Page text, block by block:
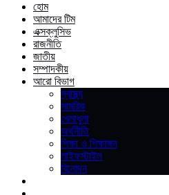
হোম
আমাদের টিম
এক্সক্লুসিভ
রাজনীতি
জাতীয়
সম্পাদকীয়
আরো বিভাগ
স্বাস্থ্য
সামরিক
খেলাধুলা
অর্থনীতি
শিক্ষা ও শিক্ষাঙ্গন
লাইফস্টাইল
বিনোদন